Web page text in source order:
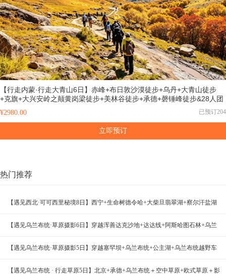
【行走内蒙·行走大青山6日】赤峰+布日敦沙漠徒步+乌丹+大青山徒步
+克旗+大兴安岭之颠黄岗梁徒步+美林谷徒步+承德+磬锤峰徒步&28人团
¥2980.00 已预订204
立即预订
热门推荐
【遇见西北·可可西里秘境8日】西宁+生命树德令哈+大柴旦翡翠湖+察尔汗盐湖
+茫崖翡翠湖+格尔木+青海湖+荒野公路+黑独山+艾肯泉+星之谷丹霞+可可西里
+观藏羚羊+昆仑雪山-2-8人小包团/8人小团
【遇见乌兰布统·草原摄影6日】穿越浑善达克沙地+达达线+阿斯哈图石林+乌兰
布统+公主湖+鄂温克驯鹿园+古北水镇+司马台长城2-8人小包团&28人拼团
【遇见乌兰布统·草原摄影5日】穿越塞罕坝+乌兰布统+公主湖+乌兰布统越野车
穿越+欧式草原+将军泡子日出+马踏水花拍摄+鄂温克驯鹿部落+金山岭长城2-8人
【遇见乌兰布统 · 行走草原5日】北京+承德+乌兰布统＋空中草原+欧式草原＋影